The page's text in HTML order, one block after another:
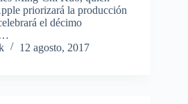
priorizará la producción
el décimo
12 agosto, 2017